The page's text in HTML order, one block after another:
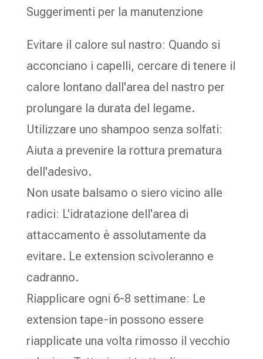
Suggerimenti per la manutenzione
Evitare il calore sul nastro: Quando si
acconciano i capelli, cercare di tenere il
calore lontano dall'area del nastro per
prolungare la durata del legame.
Utilizzare uno shampoo senza solfati:
Aiuta a prevenire la rottura prematura
dell'adesivo.
Non usate balsamo o siero vicino alle
radici: L'idratazione dell'area di
attaccamento è assolutamente da
evitare. Le extension scivoleranno e
cadranno.
Riapplicare ogni 6-8 settimane: Le
extension tape-in possono essere
riapplicate una volta rimosso il vecchio